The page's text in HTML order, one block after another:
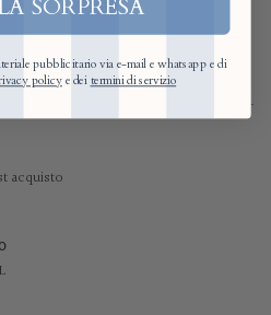
acquisto
SORPRESA
pubblicitario via e-mail e whatsapp e di
policye dei termini di servizio